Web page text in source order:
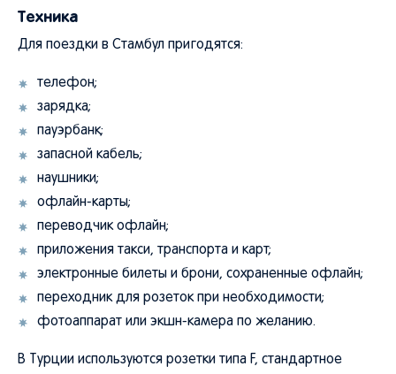
Техника
Для поездки в Стамбул пригодятся:
телефон;
зарядка;
пауэрбанк;
запасной кабель;
наушники;
офлайн-карты;
переводчик офлайн;
приложения такси, транспорта и карт;
электронные билеты и брони, сохраненные офлайн;
переходник для розеток при необходимости;
фотоаппарат или экшн-камера по желанию.
В Турции используются розетки типа F, стандартное